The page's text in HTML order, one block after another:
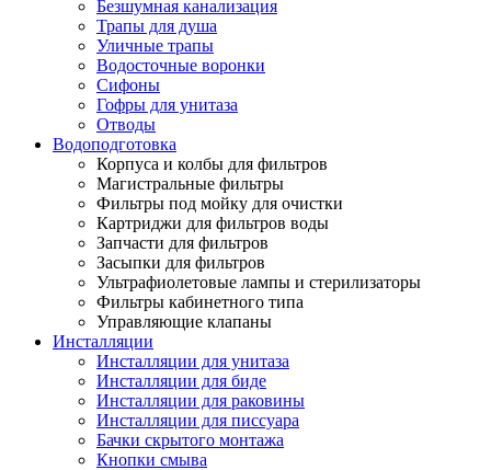
Безшумная канализация
Трапы для душа
Уличные трапы
Водосточные воронки
Сифоны
Гофры для унитаза
Отводы
Водоподготовка
Корпуса и колбы для фильтров
Магистральные фильтры
Фильтры под мойку для очистки
Картриджи для фильтров воды
Запчасти для фильтров
Засыпки для фильтров
Ультрафиолетовые лампы и стерилизаторы
Фильтры кабинетного типа
Управляющие клапаны
Инсталляции
Инсталляции для унитаза
Инсталляции для биде
Инсталляции для раковины
Инсталляции для писсуара
Бачки скрытого монтажа
Кнопки смыва